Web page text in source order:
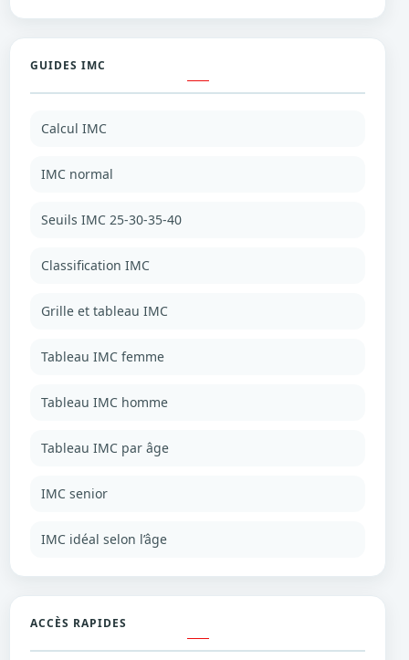
GUIDES IMC
Calcul IMC
IMC normal
Seuils IMC 25-30-35-40
Classification IMC
Grille et tableau IMC
Tableau IMC femme
Tableau IMC homme
Tableau IMC par âge
IMC senior
IMC idéal selon l’âge
ACCÈS RAPIDES